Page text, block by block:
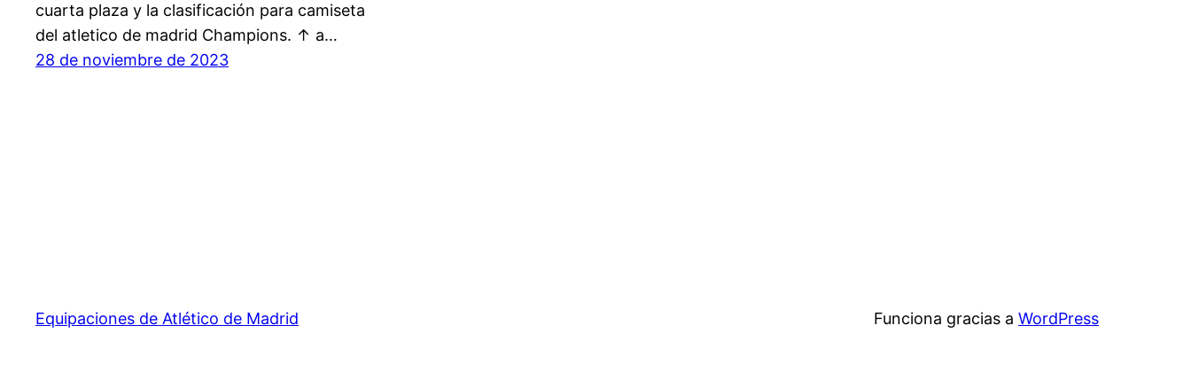
cuarta plaza y la clasificación para camiseta
del atletico de madrid Champions. ↑ a…
28 de noviembre de 2023
Equipaciones de Atlético de Madrid Funciona gracias a WordPress